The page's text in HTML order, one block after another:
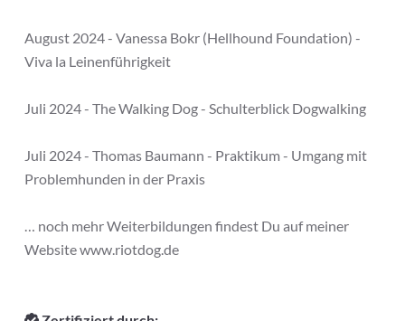
August 2024 - Vanessa Bokr (Hellhound Foundation) -
Viva la Leinenführigkeit
Juli 2024 - The Walking Dog - Schulterblick Dogwalking
Juli 2024 - Thomas Baumann - Praktikum - Umgang mit
Problemhunden in der Praxis
… noch mehr Weiterbildungen findest Du auf meiner
Website www.riotdog.de